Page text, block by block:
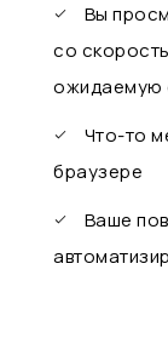
Вы
со
ожидаемую
Что-то
браузере
Ваше